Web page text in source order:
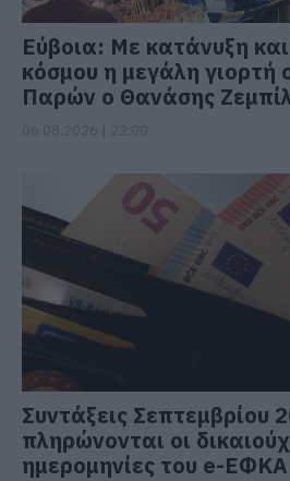
Εύβοια: Με κατάνυξη
κόσμου η μεγάλη γιορτή
Παρών ο Θανάσης
Συντάξεις Σεπτεμβρίου
πληρώνονται οι
ημερομηνίες του e-ΕΦΚΑ